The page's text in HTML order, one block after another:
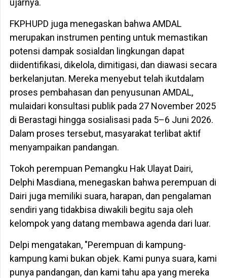
ujarnya.
FKPHUPD juga menegaskan bahwa AMDAL
merupakan instrumen penting untuk memastikan
potensi dampak sosialdan lingkungan dapat
diidentifikasi, dikelola, dimitigasi, dan diawasi secara
berkelanjutan. Mereka menyebut telah ikutdalam
proses pembahasan dan penyusunan AMDAL,
mulaidari konsultasi publik pada 27 November 2025
di Berastagi hingga sosialisasi pada 5–6 Juni 2026.
Dalam proses tersebut, masyarakat terlibat aktif
menyampaikan pandangan.
Tokoh perempuan Pemangku Hak Ulayat Dairi,
Delphi Masdiana, menegaskan bahwa perempuan di
Dairi juga memiliki suara, harapan, dan pengalaman
sendiri yang tidakbisa diwakili begitu saja oleh
kelompok yang datang membawa agenda dari luar.
Delpi mengatakan, "Perempuan di kampung-
kampung kami bukan objek. Kami punya suara, kami
punya pandangan, dan kami tahu apa yang mereka